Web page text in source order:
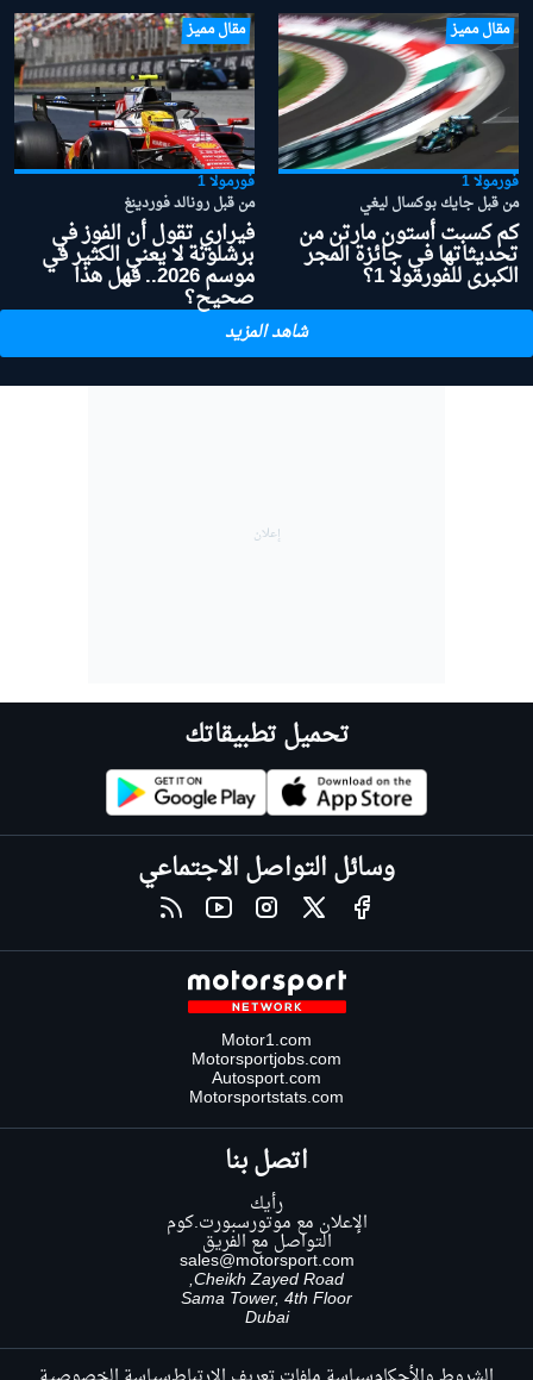
مقال مميز
فورمولا 1
من قبل جايك بوكسال ليغي
كم كسبت أستون مارتن من
تحديثاتها في جائزة المجر
الكبرى للفورمولا 1؟
مقال مميز
فورمولا 1
من قبل رونالد فوردينغ
فيراري تقول أن الفوز في
برشلونة لا يعني الكثير في
موسم 2026.. فهل هذا
صحيح؟
شاهد المزيد
تحميل تطبيقاتك
وسائل التواصل الاجتماعي
Motor1.com
Motorsportjobs.com
Autosport.com
Motorsportstats.com
اتصل بنا
رأيك
الإعلان مع موتورسبورت.كوم
التواصل مع الفريق
sales@motorsport.com
Cheikh Zayed Road,
Sama Tower, 4th Floor
Dubai